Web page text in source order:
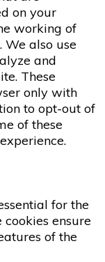
on your
working of
We also use
and
These
only with
to opt-out of
of these
for the
ensure
of the